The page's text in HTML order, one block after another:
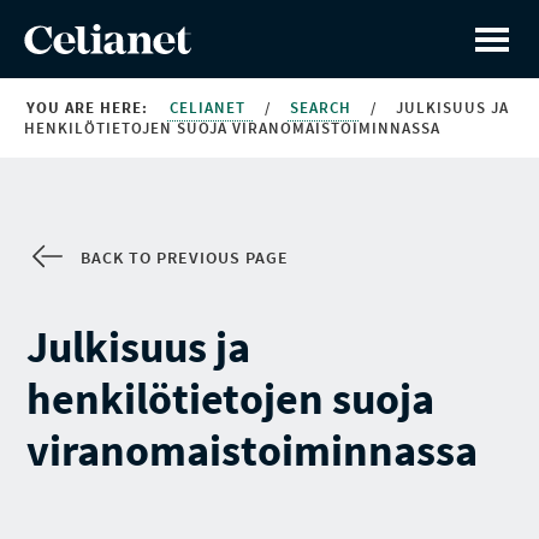
YOU ARE HERE: CELIANET / SEARCH /
JULKISUUS JA
HENKILÖTIETOJEN SUOJA VIRANOMAISTOIMINNASSA
BACK TO PREVIOUS PAGE
Julkisuus ja
henkilötietojen suoja
viranomaistoiminnassa